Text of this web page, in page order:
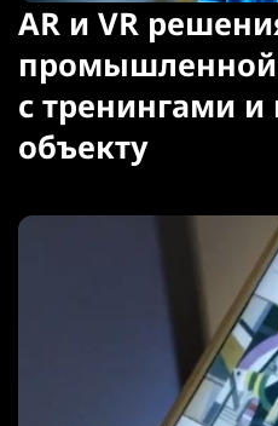
AR и VR
промышленной
с тренингами и
объекту